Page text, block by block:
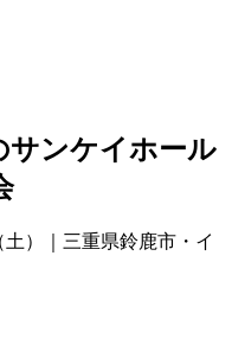
サンケイホール
土）｜三重県鈴鹿市・イ